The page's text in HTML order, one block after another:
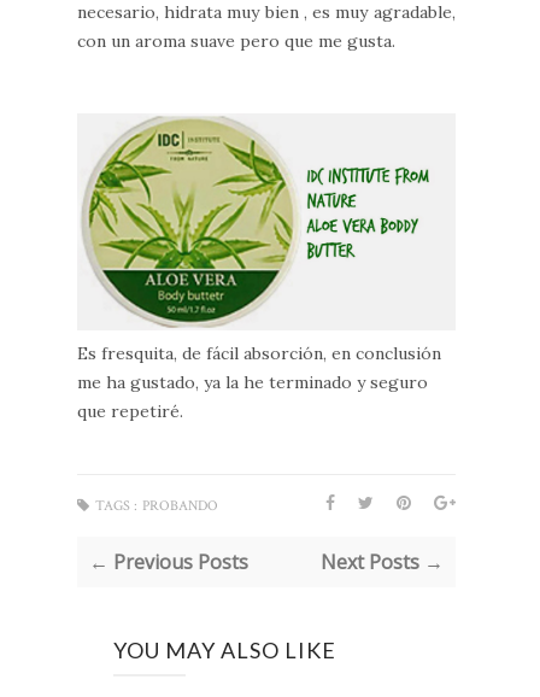
necesario, hidrata muy bien , es muy agradable,
con un aroma suave pero que me gusta.
Es fresquita, de fácil absorción, en conclusión
me ha gustado, ya la he terminado y seguro
que repetiré.
TAGS : PROBANDO
← Previous Posts Next Posts →
YOU MAY ALSO LIKE